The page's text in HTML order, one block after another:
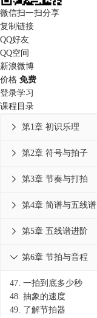
微信扫一扫分享
复制链接
QQ好友
QQ空间
新浪微博
价格 免费
登录学习
课程目录
第1章 初识乐理

第2章 符号与拍子

第3章 节奏与打拍

第4章 简谱与五线谱

第5章 五线谱进阶

第6章 节拍与音程

47. 一拍到底多少秒
48. 抽象的速度
49. 了解节拍器